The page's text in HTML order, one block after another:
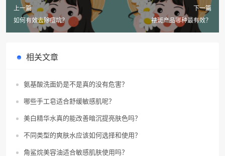
上一篇
如何有效去除痘坑？
下一篇
祛斑产品哪种最有效？
相关文章
氨基酸洗面奶是不是真的没有危害？
哪些手工皂适合舒缓敏感肌呢？
美白精华水真的能改善暗沉提亮肤色吗？
不同类型的爽肤水应该如何选择和使用？
角鲨烷美容油适合敏感肌肤使用吗？